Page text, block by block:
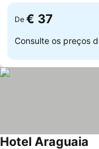
De € 37
Consulte os preços
Hotel Araguaia